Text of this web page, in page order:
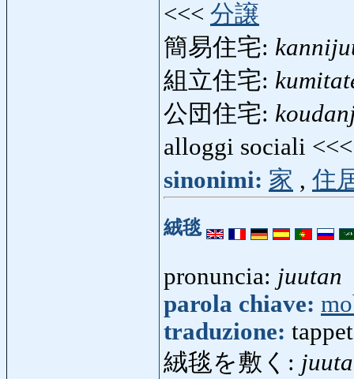
<<< 分譲
簡易住宅:
組立住宅:
公団住宅:
alloggi sociali
sinonimi: 家 , 住
絨毯
pronuncia: juutan
parola chiave:
traduzione:
絨毯を敷く: